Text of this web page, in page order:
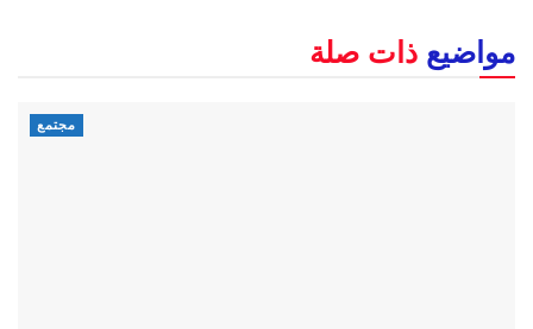
مواضيع ذات صلة
مجتمع